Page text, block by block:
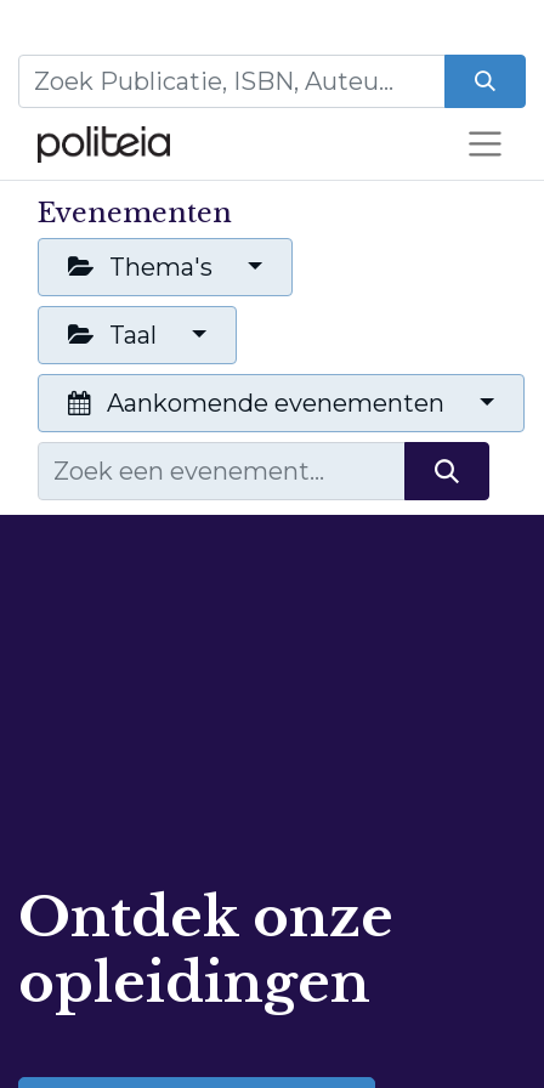
Evenementen
Thema's
Taal
Aankomende evenementen
Ontdek onze
opleidingen